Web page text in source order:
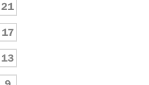
21
17
13